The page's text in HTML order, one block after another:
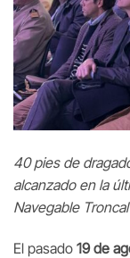
40 pies de
alcanzado en la
Navegable
El pasado 19 de